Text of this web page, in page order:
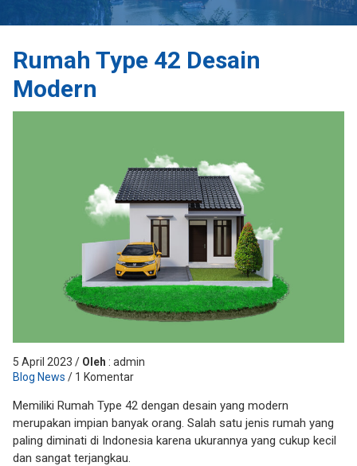
Rumah Type 42 Desain
Modern
5 April 2023 / Oleh : admin
Blog News / 1 Komentar
Memiliki Rumah Type 42 dengan desain yang modern
merupakan impian banyak orang. Salah satu jenis rumah yang
paling diminati di Indonesia karena ukurannya yang cukup kecil
dan sangat terjangkau.